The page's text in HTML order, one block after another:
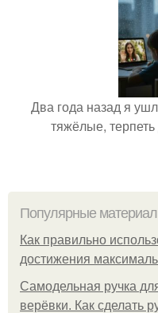
Два года назад я
тяжёлые,
Популярные
Как правильно
достижения
Самодельная ручка
верёвки. Как сделать